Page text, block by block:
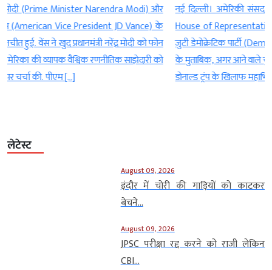
नई दिल्ली। अमेरिकी संसद (हाउस ऑफ रिप्रेजेंटेटिव्स) (US Congress -
House of Representatives) में दोबारा अपनी सरकार बनाने की उम्मीद में
जुटी डेमोक्रेटिक पार्टी (Democratic Party) ने बड़ा प्लान बनाया है. पार्टी सूत्रों
के मुताबिक, अगर आने वाले चुनाव में डेमोक्रेट्स को जीत मिलती है, तो वो राष्ट्रपति
डोनाल्ड ट्रंप के खिलाफ महाभियोग नहीं चलाएंगे. इसके […]
लेटेस्ट
August 09, 2026
इंदौर में चोरी की गाड़ियों को काटकर
बेचने...
August 09, 2026
JPSC परीक्षा रद्द करने को राजी लेकिन
CBI...